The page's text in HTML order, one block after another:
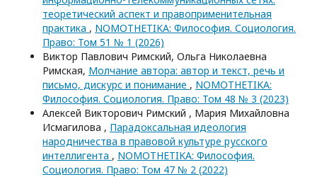
теоретический аспект и правоприменительная
практика , NOMOTHETIKA: Философия. Социология.
Право: Том 51 № 1 (2026)
Виктор Павлович Римский, Ольга Николаевна
Римская, Молчание автора: автор и текст, речь и
письмо, дискурс и понимание , NOMOTHETIKA:
Философия. Социология. Право: Том 48 № 3 (2023)
Алексей Викторович Римский , Мария Михайловна
Исмагилова , Парадоксальная идеология
народничества в правовой культуре русского
интеллигента , NOMOTHETIKA: Философия.
Социология. Право: Том 47 № 2 (2022)